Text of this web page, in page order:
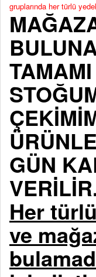
gruplarında her türlü
TAMAMI
GÜN
Her
ve